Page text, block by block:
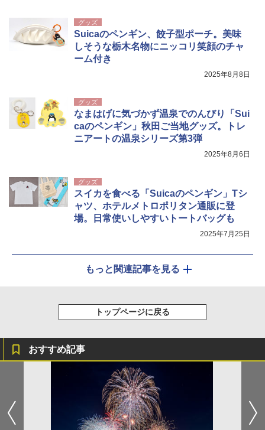
グッズ
Suicaのペンギン、餃子型ポーチ。美味
しそうな栃木名物にニッコリ笑顔のチャ
ーム付き
2025年8月8日
グッズ
なまはげに気づかず温泉でのんびり「Sui
caのペンギン」秋田ご当地グッズ。トレ
ニアートの温泉シリーズ第3弾
2025年8月6日
グッズ
スイカを食べる「Suicaのペンギン」Tシ
ャツ、ホテルメトロポリタン通販に登
場。日常使いしやすいトートバッグも
2025年7月25日
もっと関連記事を見る
トップページに戻る
おすすめ記事